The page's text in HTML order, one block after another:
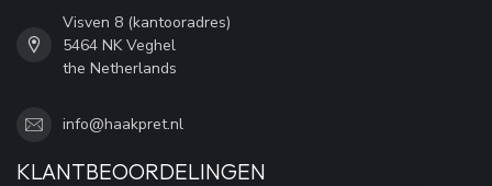
Visven 8 (kantooradres)
5464 NK Veghel
the Netherlands
info@haakpret.nl
KLANTBEOORDELINGEN